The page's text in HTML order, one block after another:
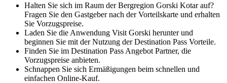
Halten Sie sich im Raum der Bergregion Gorski Kotar auf?
Fragen Sie den Gastgeber nach der Vorteilskarte und erhalten
Sie Vorzugspreise.
Laden Sie die Anwendung Visit Gorski herunter und
beginnen Sie mit der Nutzung der Destination Pass Vorteile.
Finden Sie im Destination Pass Angebot Partner, die
Vorzugspreise anbieten.
Schnappen Sie sich Ermäßigungen beim schnellen und
einfachen Online-Kauf.